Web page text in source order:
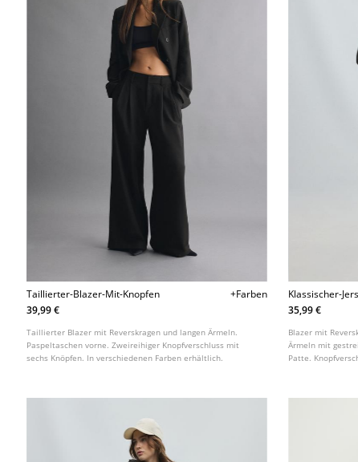
Taillierter-Blazer-Mit-Knopfen
+Farben
39,99 €
Taillierter Blazer mit Reverskragen und langen Ärmeln.
Paspeltaschen vorne. Zweireihiger Knopfverschluss mit
sechs Knöpfen. In verschiedenen Farben erhältlich.
Klassischer-
35,99 €
Blazer mit
Ärmeln mit
Patte.